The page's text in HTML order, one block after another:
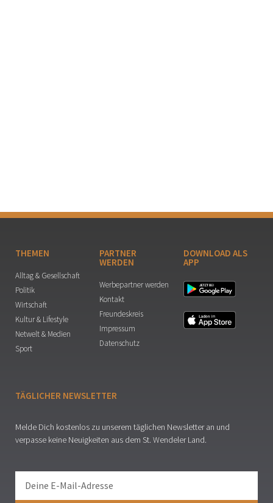
THEMEN
Alltag & Gesellschaft
Politik
Wirtschaft
Kultur & Lifestyle
Netwelt & Medien
Sport
PARTNER
WERDEN
Werbepartner werden
Kontakt
Freundeskreis
Impressum
Datenschutz
DOWNLOAD ALS
APP
TÄGLICHER NEWSLETTER
Melde Dich kostenlos zu unserem täglichen Newsletter an und
verpasse keine Neuigkeiten aus dem St. Wendeler Land.